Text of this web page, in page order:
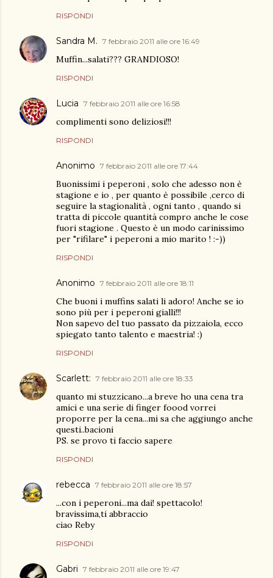
RISPONDI
Sandra M. 7 febbraio 2011 alle ore 16:49
Muffin...salati??? GRANDIOSO!
RISPONDI
Lucia 7 febbraio 2011 alle ore 16:58
complimenti sono deliziosi!!!
RISPONDI
Anonimo 7 febbraio 2011 alle ore 17:44
Buonissimi i peperoni , solo che adesso non è
stagione e io , per quanto è possibile ,cerco di
seguire la stagionalità , ogni tanto , quando si
tratta di piccole quantità compro anche le cose
fuori stagione . Questo è un modo carinissimo
per "rifilare" i peperoni a mio marito ! :-))
RISPONDI
Anonimo 7 febbraio 2011 alle ore 18:11
Che buoni i muffins salati li adoro! Anche se io
sono più per i peperoni gialli!!!
Non sapevo del tuo passato da pizzaiola, ecco
spiegato tanto talento e maestria! :)
RISPONDI
Scarlett: 7 febbraio 2011 alle ore 18:33
quanto mi stuzzicano...a breve ho una cena tra
amici e una serie di finger foood vorrei
proporre per la cena...mi sa che aggiungo anche
questi..bacioni
PS. se provo ti faccio sapere
RISPONDI
rebecca 7 febbraio 2011 alle ore 18:57
...con i peperoni...ma dai! spettacolo!
bravissima,ti abbraccio
ciao Reby
RISPONDI
Gabri 7 febbraio 2011 alle ore 19:47